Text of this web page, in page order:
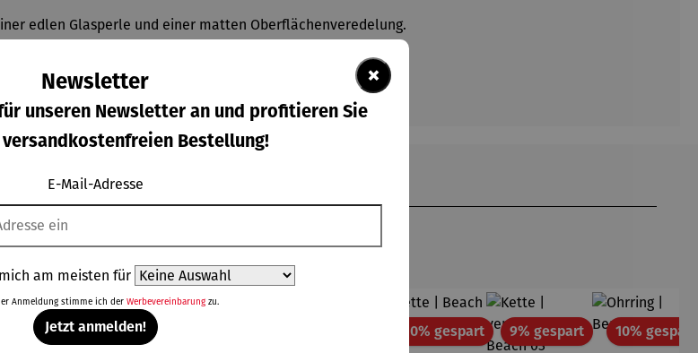
edlen Glasperle und einer matten Oberflächenveredelung.
Weitere Produkte
gespartRabatt10% gespart Rabatt10% gespartRabatt9% gespartRabatt10% gespart
×
Newsletter
unseren Newsletter an und profitieren Sie
Bestellung!
E-Mail-Adresse
am meisten für
Anmeldung stimme ich der Werbevereinbarungzu.
Jetzt anmelden!